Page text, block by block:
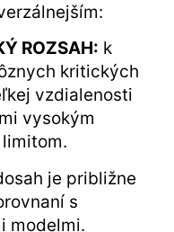
ROZSAH: k
kritických
vzdialenosti
vysokým
je približne
s
modelmi.